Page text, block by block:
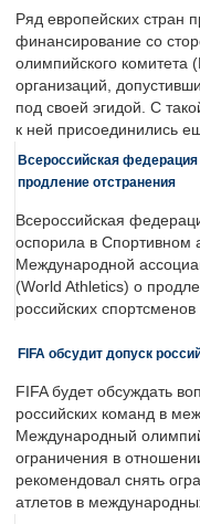
Ряд европейских стран
финансирование со
олимпийского комитета
организаций,
под своей эгидой. С
к ней присоединились
Всероссийская федерация
продление отстранения
Всероссийская
оспорила в Спортивном
Международной
(World Athletics) о
российских спортсменов
FIFA обсудит допуск
FIFA будет обсуждать
российских команд в
Международный
ограничения в
рекомендовал снять
атлетов в